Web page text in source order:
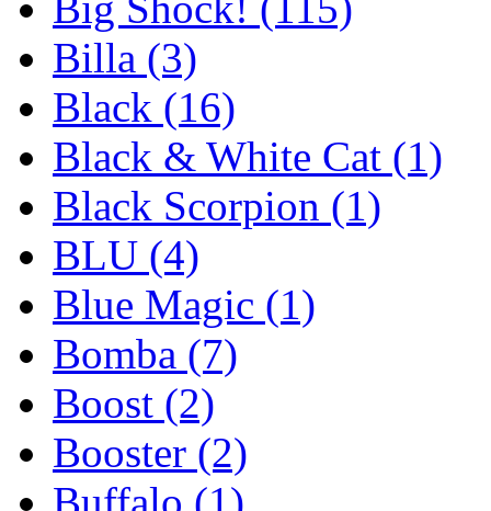
Billa (3)
Black (16)
Black & White Cat (1)
Black Scorpion (1)
BLU (4)
Blue Magic (1)
Bomba (7)
Boost (2)
Booster (2)
Buffalo (1)